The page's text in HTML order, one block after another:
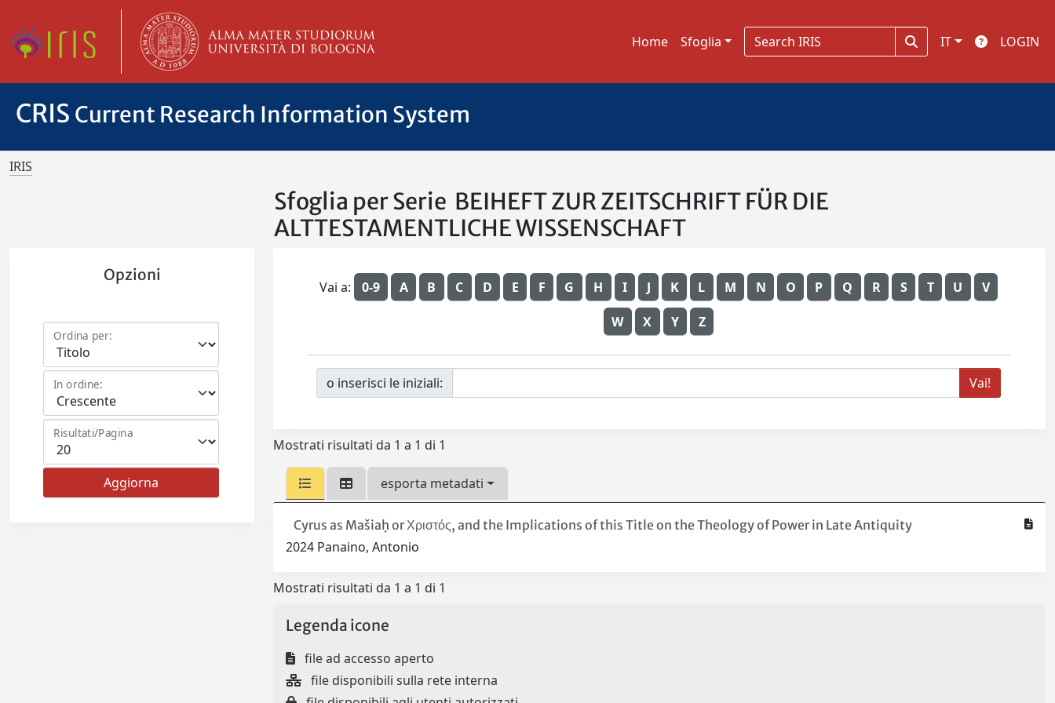
Home Sfoglia IT LOGIN
CRIS Current Research Information System
IRIS
Sfoglia per Serie BEIHEFT ZUR ZEITSCHRIFT FÜR DIE
ALTTESTAMENTLICHE WISSENSCHAFT
Opzioni
Ordina per:
In ordine:
Risultati/Pagina
Vai a: 0-9 A B C D E F G H I J K L M N O P Q R S T U V
W X Y Z
o inserisci le iniziali:
Mostrati risultati da 1 a 1 di 1
esporta metadati
Cyrus as Mašiaḥ or Χριστός, and the Implications of this Title on the Theology of Power in Late Antiquity
2024 Panaino, Antonio
Mostrati risultati da 1 a 1 di 1
Legenda icone
file ad accesso aperto
file disponibili sulla rete interna